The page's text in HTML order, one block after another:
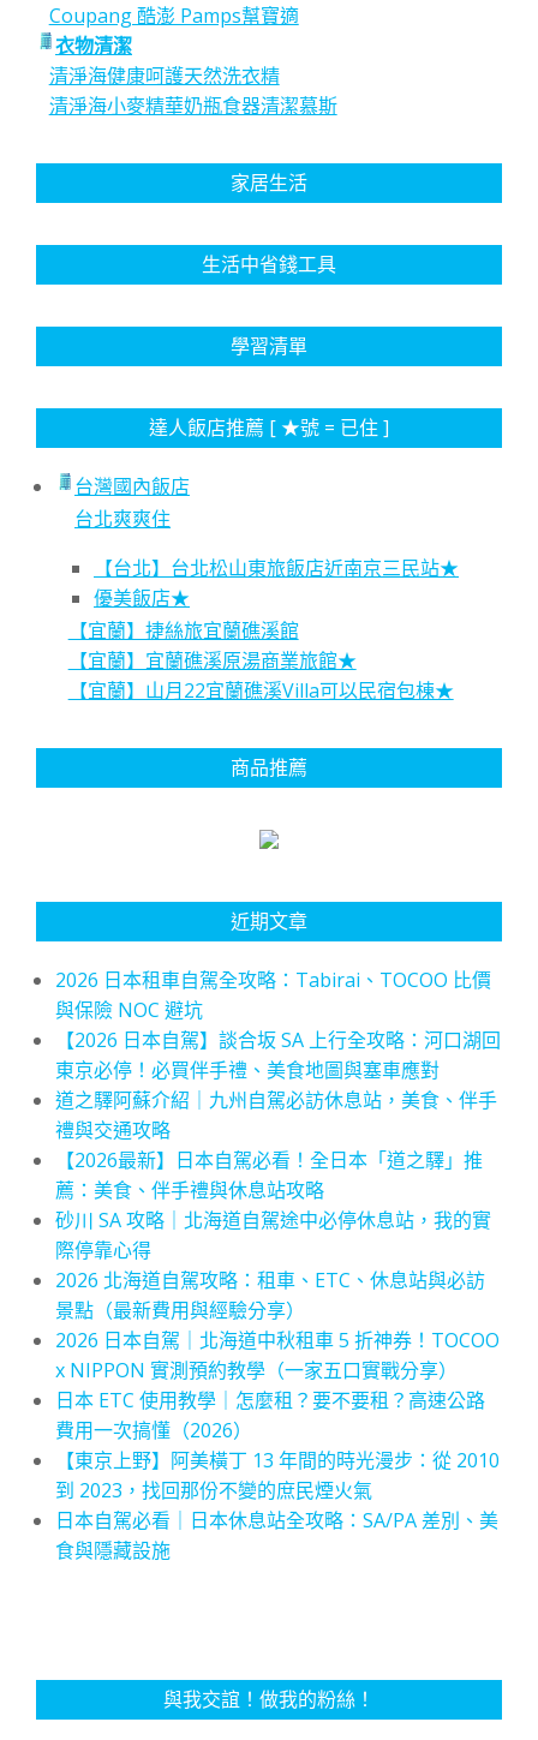
Coupang 酷澎 Pamps幫寶適
衣物清潔
清淨海健康呵護天然洗衣精
清淨海小麥精華奶瓶食器清潔慕斯
家居生活
生活中省錢工具
學習清單
達人飯店推薦 [ ★號 = 已住 ]
台灣國內飯店
台北爽爽住
【台北】台北松山東旅飯店近南京三民站★
優美飯店★
【宜蘭】捷絲旅宜蘭礁溪館
【宜蘭】宜蘭礁溪原湯商業旅館★
【宜蘭】山月22宜蘭礁溪Villa可以民宿包棟★
商品推薦
近期文章
2026 日本租車自駕全攻略：Tabirai、TOCOO 比價
與保險 NOC 避坑
【2026 日本自駕】談合坂 SA 上行全攻略：河口湖回
東京必停！必買伴手禮、美食地圖與塞車應對
道之驛阿蘇介紹｜九州自駕必訪休息站，美食、伴手
禮與交通攻略
【2026最新】日本自駕必看！全日本「道之驛」推
薦：美食、伴手禮與休息站攻略
砂川 SA 攻略｜北海道自駕途中必停休息站，我的實
際停靠心得
2026 北海道自駕攻略：租車、ETC、休息站與必訪
景點（最新費用與經驗分享）
2026 日本自駕｜北海道中秋租車 5 折神券！TOCOO
x NIPPON 實測預約教學（一家五口實戰分享）
日本 ETC 使用教學｜怎麼租？要不要租？高速公路
費用一次搞懂（2026）
【東京上野】阿美橫丁 13 年間的時光漫步：從 2010
到 2023，找回那份不變的庶民煙火氣
日本自駕必看｜日本休息站全攻略：SA/PA 差別、美
食與隱藏設施
與我交誼！做我的粉絲！